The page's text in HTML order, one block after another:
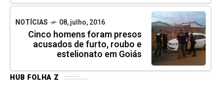
NOTÍCIAS 08, julho, 2016
Cinco homens foram presos
acusados de furto, roubo e
estelionato em Goiás
HUB FOLHA Z